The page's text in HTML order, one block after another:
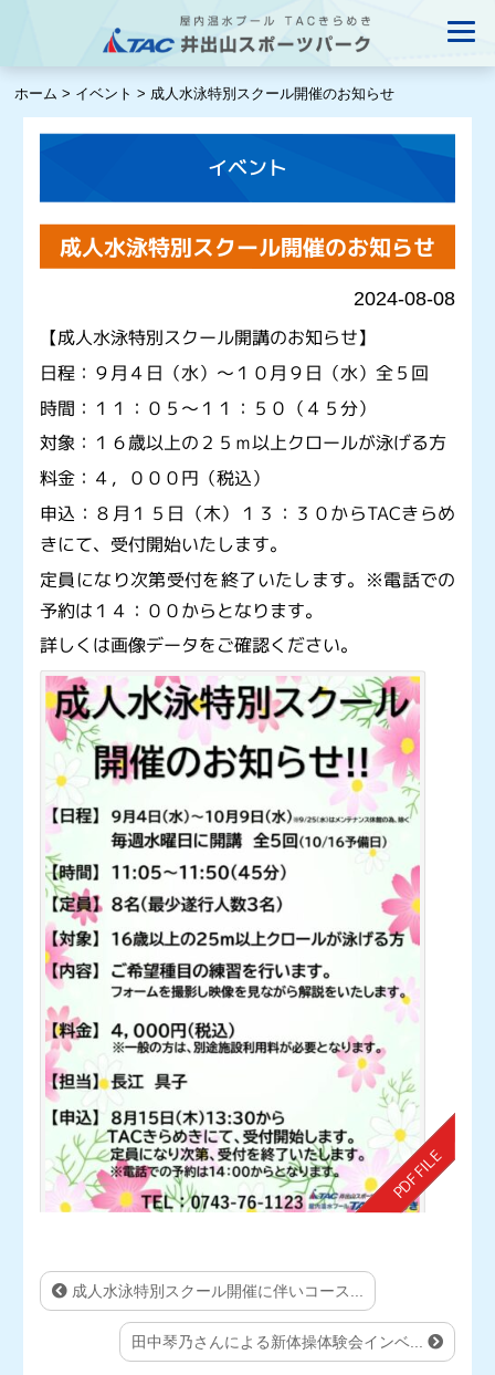
ホーム > イベント > 成人水泳特別スクール開催のお知らせ
イベント
成人水泳特別スクール開催のお知らせ
2024-08-08
【成人水泳特別スクール開講のお知らせ】
日程：９月４日（水）～１０月９日（水）全５回
時間：１１：０５～１１：５０（４５分）
対象：１６歳以上の２５ｍ以上クロールが泳げる方
料金：４，０００円（税込）
申込：８月１５日（木）１３：３０からTACきらめ
きにて、受付開始いたします。
定員になり次第受付を終了いたします。※電話での
予約は１４：００からとなります。
詳しくは画像データをご確認ください。
成人水泳特別スクール開催に伴いコース...
田中琴乃さんによる新体操体験会インベ...